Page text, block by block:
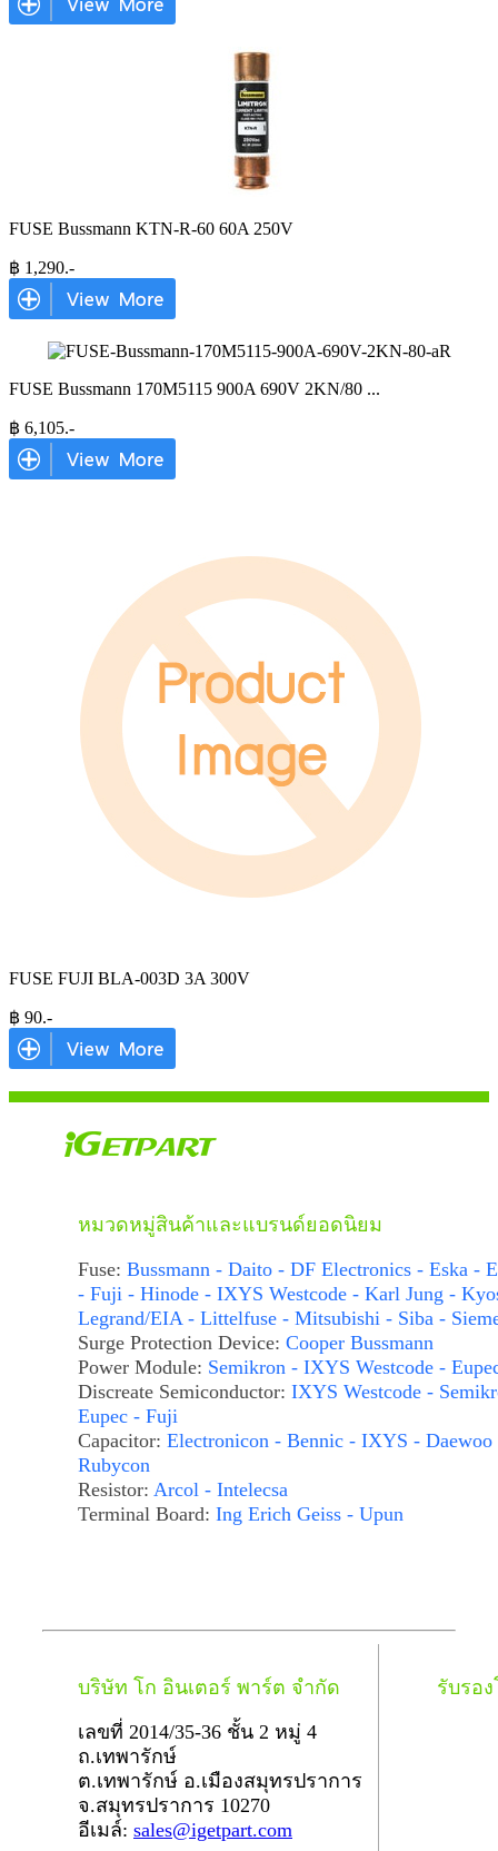
FUSE Bussmann KTN-R-60 60A 250V
฿ 1,290.-
FUSE Bussmann 170M5115 900A 690V 2KN/80 ...
฿ 6,105.-
FUSE FUJI BLA-003D 3A 300V
฿ 90.-
หมวดหมู่สินค้าและแบรนด์ยอดนิยม
Fuse: Bussmann - Daito - DF Electronics - Eska -
- Fuji - Hinode - IXYS Westcode - Karl Jung -
Legrand/EIA - Littelfuse - Mitsubishi - Siba -
Surge Protection Device: Cooper Bussmann
Power Module: Semikron - IXYS Westcode -
Discreate Semiconductor: IXYS Westcode -
Eupec - Fuji
Capacitor: Electronicon - Bennic - IXYS - Daewoo
Rubycon
Resistor: Arcol - Intelecsa
Terminal Board: Ing Erich Geiss - Upun
บริษัท โก อินเตอร์ พาร์ต จำกัด
เลขที่ 2014/35-36 ชั้น 2 หมู่ 4
ถ.เทพารักษ์
ต.เทพารักษ์ อ.เมืองสมุทรปราการ
จ.สมุทรปราการ 10270
อีเมล์: sales@igetpart.com
รับรอ